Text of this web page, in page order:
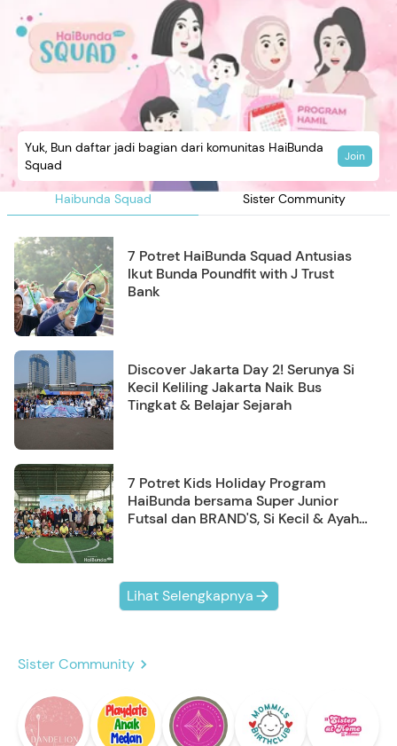
Haibunda Squad Sister Community
Yuk, Bun daftar jadi bagian dari komunitas HaiBunda
Squad
Join
7 Potret HaiBunda Squad Antusias
Ikut Bunda Poundfit with J Trust
Bank
Discover Jakarta Day 2! Serunya Si
Kecil Keliling Jakarta Naik Bus
Tingkat & Belajar Sejarah
7 Potret Kids Holiday Program
HaiBunda bersama Super Junior
Futsal dan BRAND'S, Si Kecil & Ayah
Lihat Selengkapnya
Sister Community